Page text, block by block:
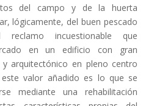
del campo y de la huerta
lógicamente, del buen pescado
incuestionable que
en un edificio con gran
y arquitectónico en pleno centro
valor añadido es lo que se
mediante una rehabilitación